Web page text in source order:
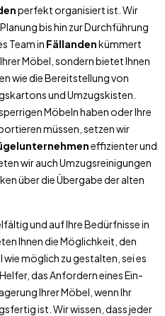
perfekt organisiert ist. Wir
bis hin zur Durchführung
Team in Fällandenkümmert
Möbel, sondern bietet Ihnen
wie die Bereitstellung von
und Umzugskisten.
Möbeln haben oder Ihre
müssen, setzen wir
effizienter und
wir auch Umzugsreinigungen
über die Übergabe der alten
und auf Ihre Bedürfnisse in
Ihnen die Möglichkeit, den
wie möglich zu gestalten, sei es
das Anfordern eines Ein-
Ihrer Möbel, wenn Ihr
ist. Wir wissen, dass jeder